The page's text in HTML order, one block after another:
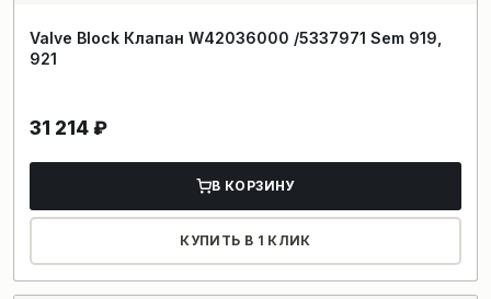
Valve Block Клапан W42036000 /5337971 Sem 919,
921
31 214 ₽
В КОРЗИНУ
КУПИТЬ В 1 КЛИК